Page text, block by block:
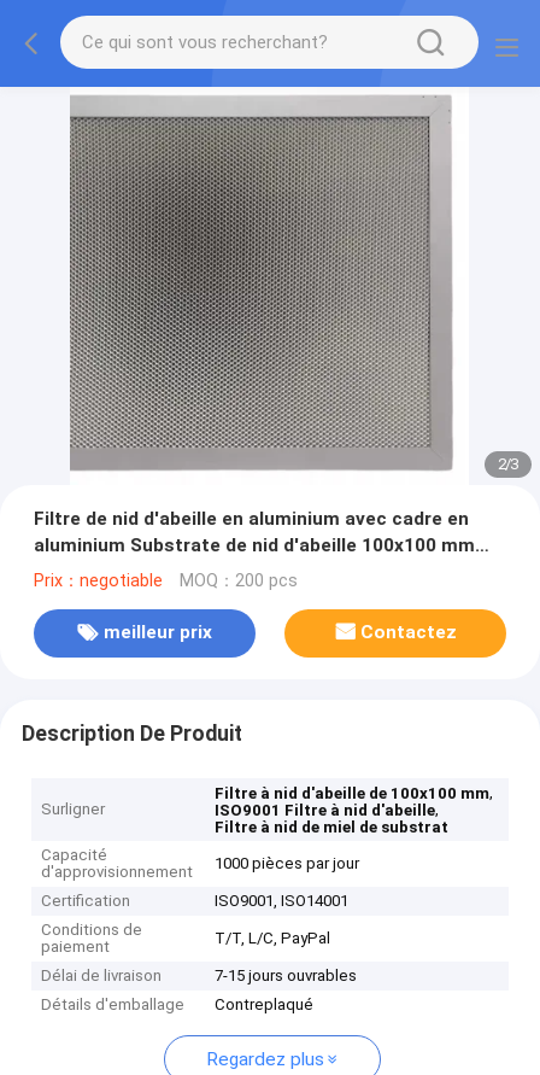
2/3
Filtre de nid d'abeille en aluminium avec cadre en
aluminium Substrate de nid d'abeille 100x100 mm
ISO9001
Prix：negotiable MOQ：200 pcs
meilleur prix Contactez
Description De Produit
Surligner
Filtre à nid d'abeille de 100x100 mm,
ISO9001 Filtre à nid d'abeille,
Filtre à nid de miel de substrat
Capacité
d'approvisionnement
1000 pièces par jour
Certification
ISO9001, ISO14001
Conditions de
paiement
T/T, L/C, PayPal
Délai de livraison
7-15 jours ouvrables
Détails d'emballage
Contreplaqué
Regardez plus